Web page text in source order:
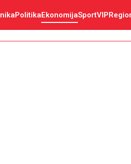
PolitikaEkonomijaSportVIP